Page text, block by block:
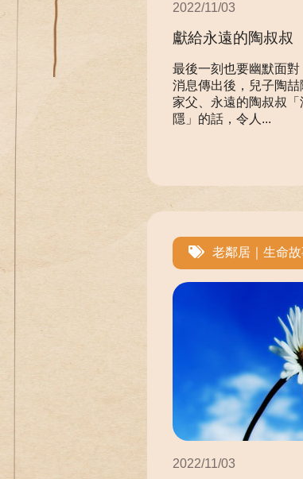
2022/11/03
獻給永遠的陶叔叔
最後一刻也要幽默面
消息傳出後，兒子陶
家父、永遠的陶叔叔
隱」的話，令人...
老鄰居｜生命
2022/11/03